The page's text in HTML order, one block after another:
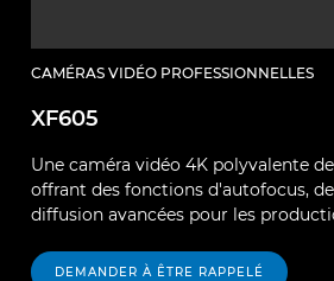
CAMÉRAS VIDÉO PROFESSIONNELLES
XF605
Une caméra vidéo 4K polyvalente
offrant des fonctions d'autofocus,
diffusion avancées pour les
DEMANDER À ÊTRE RAPPELÉ